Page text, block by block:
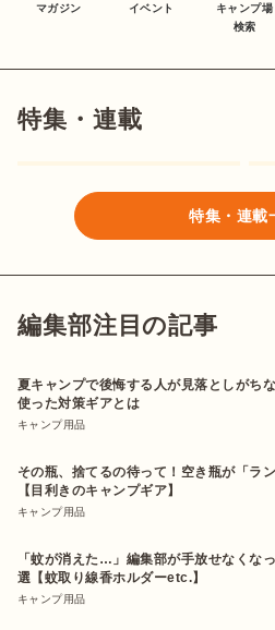
マガジン イベント
キャンプ場
検索
特集・連載
特集・連載
編集部注目の記事
夏キャンプで後悔する人が見落としがち
使った対策ギアとは
キャンプ用品
その瓶、捨てるの待って！空き瓶が「ラ
【目利きのキャンプギア】
キャンプ用品
「蚊が消えた…」編集部が手放せなくな
選【蚊取り線香ホルダーetc.】
キャンプ用品